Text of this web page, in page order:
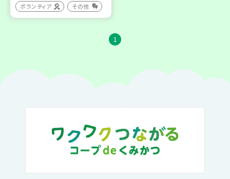
ボランティア その他
1